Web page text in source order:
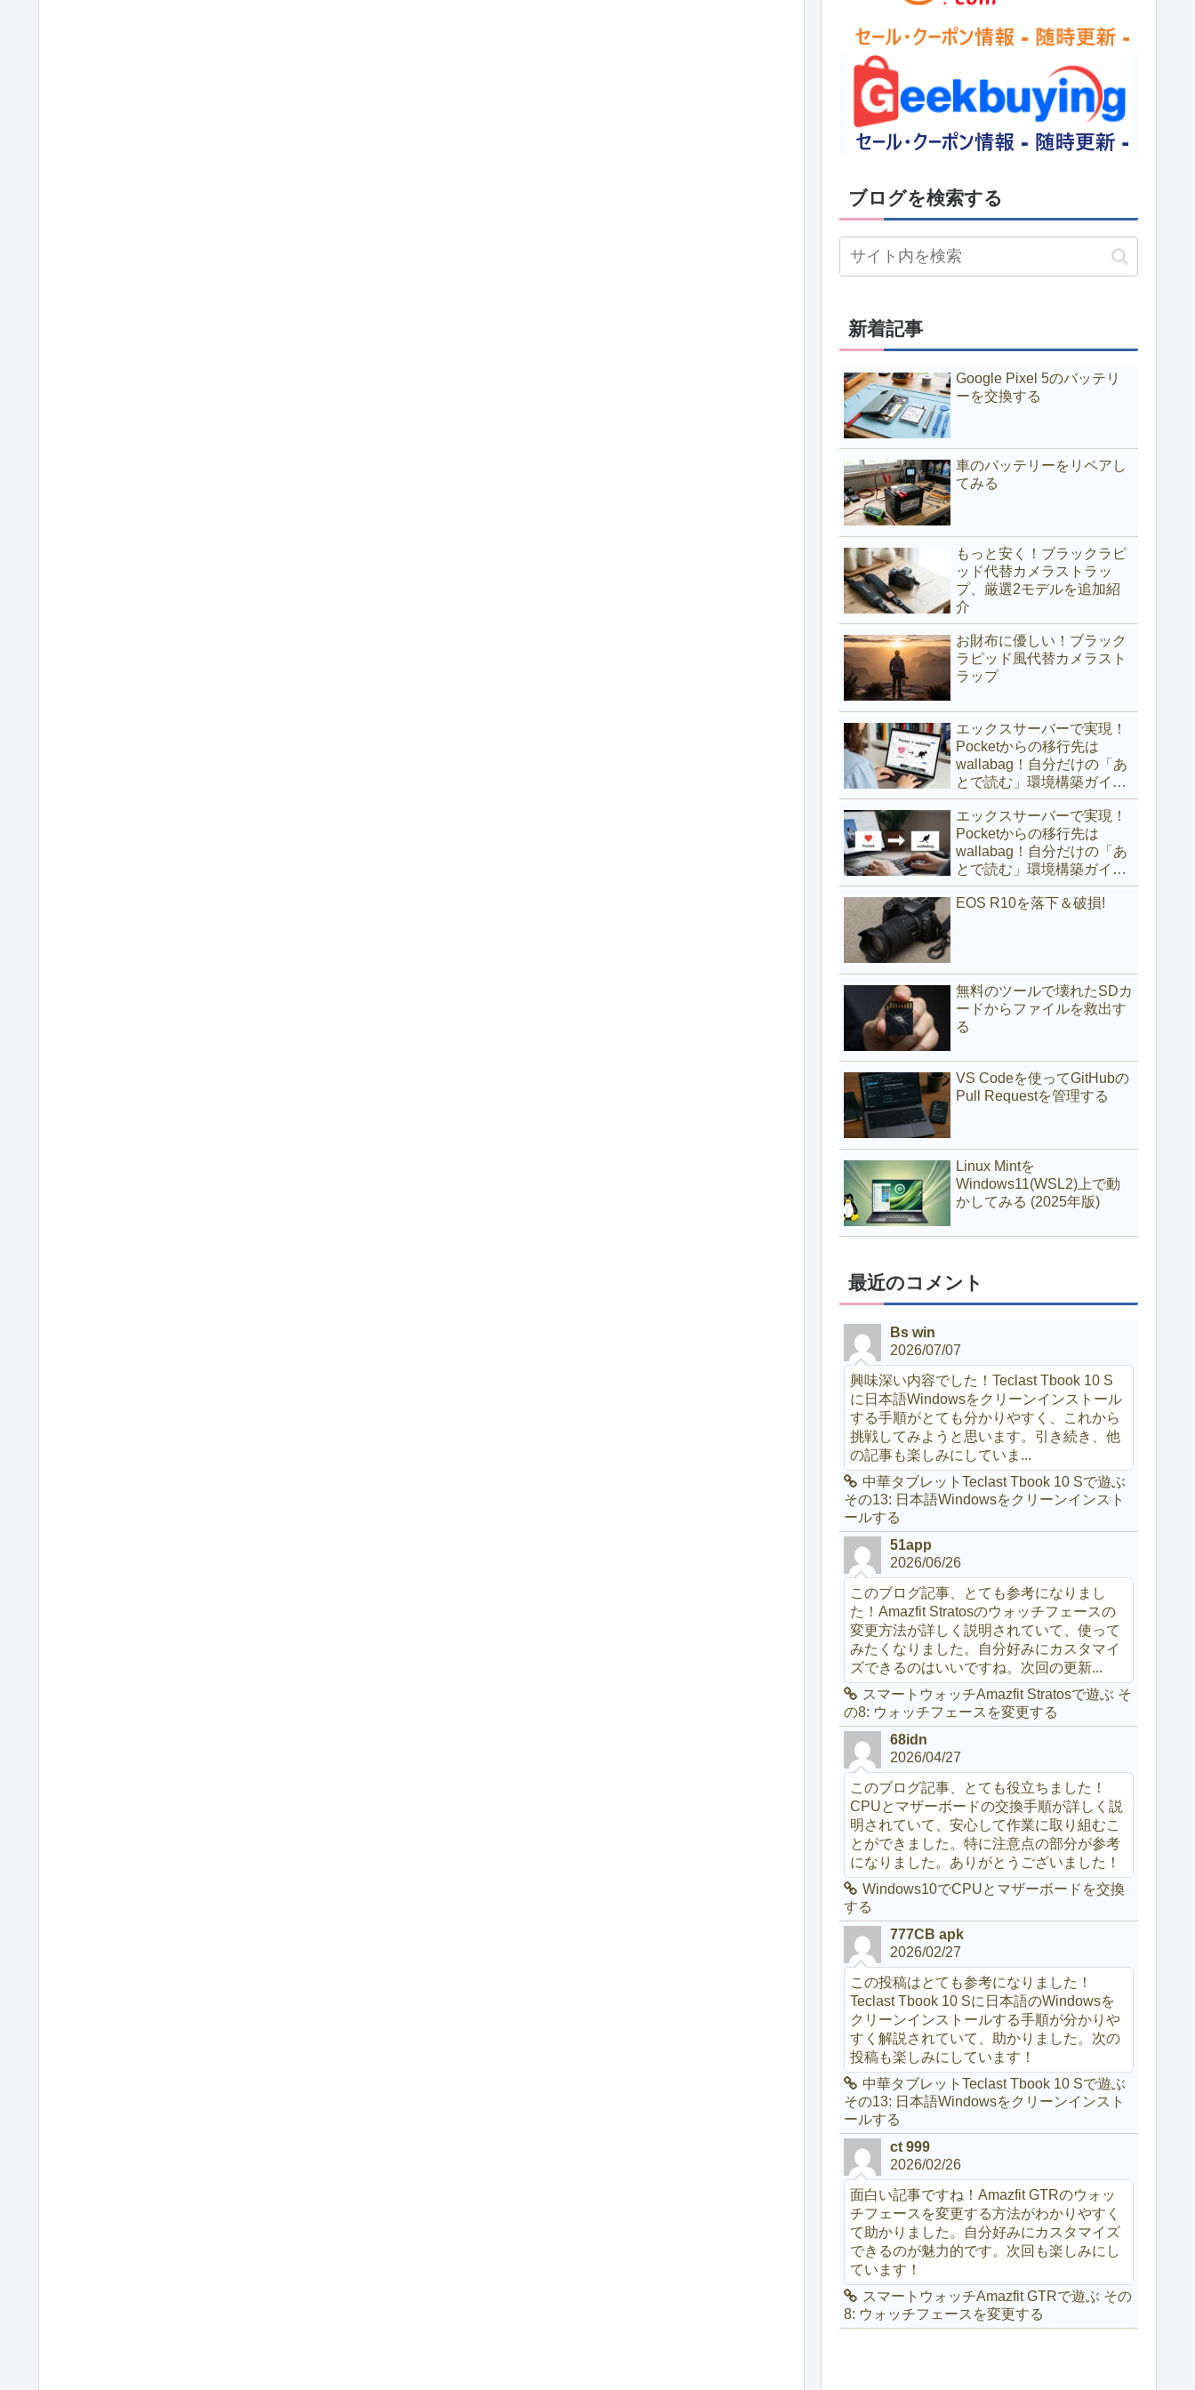
ブログを検索する
新着記事
Google Pixel 5のバッテリ
ーを交換する
車のバッテリーをリペアし
てみる
もっと安く！ブラックラピ
ッド代替カメラストラッ
プ、厳選2モデルを追加紹
介
お財布に優しい！ブラック
ラピッド風代替カメラスト
ラップ
エックスサーバーで実現！
Pocketからの移行先は
wallabag！自分だけの「あ
とで読む」環境構築ガイド
(サブディレクトリ編)
エックスサーバーで実現！
Pocketからの移行先は
wallabag！自分だけの「あ
とで読む」環境構築ガイド
(サブドメイン編)
EOS R10を落下＆破損!
無料のツールで壊れたSDカ
ードからファイルを救出す
る
VS Codeを使ってGitHubの
Pull Requestを管理する
Linux Mintを
Windows11(WSL2)上で動
かしてみる (2025年版)
最近のコメント
Bs win
2026/07/07
興味深い内容でした！Teclast Tbook 10 S
に日本語Windowsをクリーンインストール
する手順がとても分かりやすく、これから
挑戦してみようと思います。引き続き、他
の記事も楽しみにしていま...
中華タブレットTeclast Tbook 10 Sで遊ぶ
その13: 日本語Windowsをクリーンインスト
ールする
51app
2026/06/26
このブログ記事、とても参考になりまし
た！Amazfit Stratosのウォッチフェースの
変更方法が詳しく説明されていて、使って
みたくなりました。自分好みにカスタマイ
ズできるのはいいですね。次回の更新...
スマートウォッチAmazfit Stratosで遊ぶ そ
の8: ウォッチフェースを変更する
68idn
2026/04/27
このブログ記事、とても役立ちました！
CPUとマザーボードの交換手順が詳しく説
明されていて、安心して作業に取り組むこ
とができました。特に注意点の部分が参考
になりました。ありがとうございました！
Windows10でCPUとマザーボードを交換
する
777CB apk
2026/02/27
この投稿はとても参考になりました！
Teclast Tbook 10 Sに日本語のWindowsを
クリーンインストールする手順が分かりや
すく解説されていて、助かりました。次の
投稿も楽しみにしています！
中華タブレットTeclast Tbook 10 Sで遊ぶ
その13: 日本語Windowsをクリーンインスト
ールする
ct 999
2026/02/26
面白い記事ですね！Amazfit GTRのウォッ
チフェースを変更する方法がわかりやすく
て助かりました。自分好みにカスタマイズ
できるのが魅力的です。次回も楽しみにし
ています！
スマートウォッチAmazfit GTRで遊ぶ その
8: ウォッチフェースを変更する